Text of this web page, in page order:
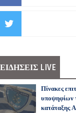
ΕΙΔΗΣΕΙΣ LIVE
Πίνακες
υποψηφίων
κατάταξης